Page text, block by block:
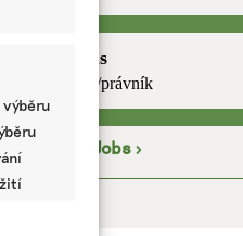
mutualus
právnička/právník
Více na EkoJobs >